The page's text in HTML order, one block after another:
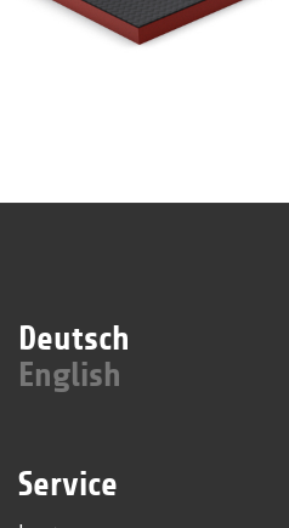
Deutsch
English
Service